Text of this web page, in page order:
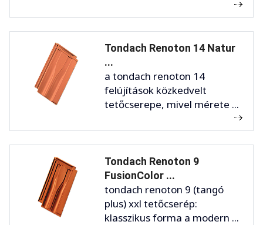
Tondach Renoton 14 Natur
...
a tondach renoton 14
felújítások közkedvelt
tetőcserepe, mivel mérete ...
Tondach Renoton 9
FusionColor ...
tondach renoton 9 (tangó
plus) xxl tetőcserép:
klasszikus forma a modern ...